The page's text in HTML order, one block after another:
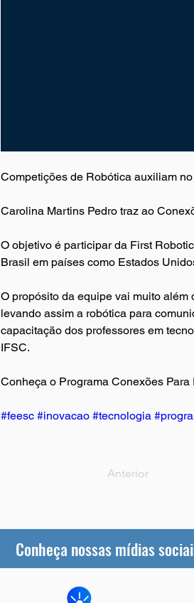
Competições de Robótica auxiliam
Carolina Martins Pedro traz ao
O objetivo é participar da First
Brasil em países como Estados
O propósito da equipe vai muito
levando assim a robótica para
capacitação dos professores em
IFSC.
Conheça o Programa Conexões Para
#feesc #inovacao #tecnologia
Anterior
Conheça nossas mídias